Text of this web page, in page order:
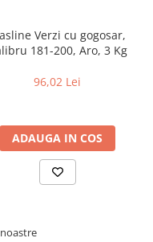
Verzi cu gogosar,
181-200, Aro, 3 Kg
96,02 Lei
ADAUGA IN COS